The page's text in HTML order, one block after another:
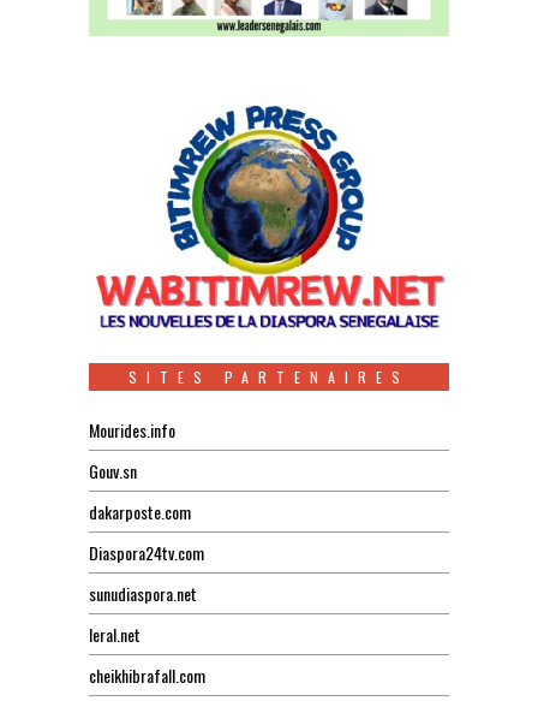
SITES PARTENAIRES
Mourides.info
Gouv.sn
dakarposte.com
Diaspora24tv.com
sunudiaspora.net
leral.net
cheikhibrafall.com